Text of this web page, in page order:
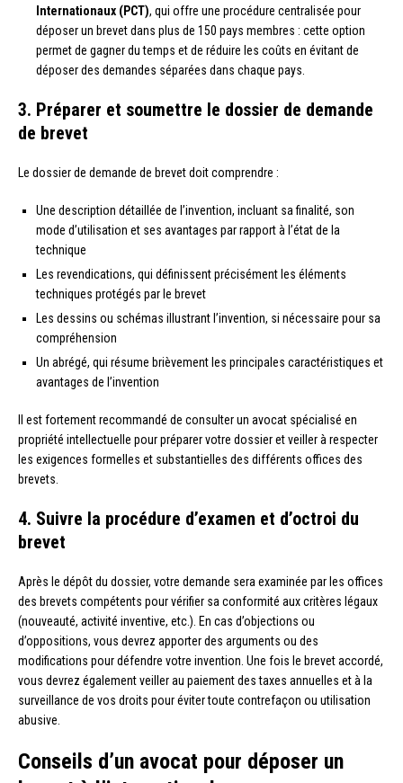
Internationaux (PCT), qui offre une procédure centralisée pour
déposer un brevet dans plus de 150 pays membres : cette option
permet de gagner du temps et de réduire les coûts en évitant de
déposer des demandes séparées dans chaque pays.
3. Préparer et soumettre le dossier de demande
de brevet
Le dossier de demande de brevet doit comprendre :
Une description détaillée de l’invention, incluant sa finalité, son
mode d’utilisation et ses avantages par rapport à l’état de la
technique
Les revendications, qui définissent précisément les éléments
techniques protégés par le brevet
Les dessins ou schémas illustrant l’invention, si nécessaire pour sa
compréhension
Un abrégé, qui résume brièvement les principales caractéristiques et
avantages de l’invention
Il est fortement recommandé de consulter un avocat spécialisé en
propriété intellectuelle pour préparer votre dossier et veiller à respecter
les exigences formelles et substantielles des différents offices des
brevets.
4. Suivre la procédure d’examen et d’octroi du
brevet
Après le dépôt du dossier, votre demande sera examinée par les offices
des brevets compétents pour vérifier sa conformité aux critères légaux
(nouveauté, activité inventive, etc.). En cas d’objections ou
d’oppositions, vous devrez apporter des arguments ou des
modifications pour défendre votre invention. Une fois le brevet accordé,
vous devrez également veiller au paiement des taxes annuelles et à la
surveillance de vos droits pour éviter toute contrefaçon ou utilisation
abusive.
Conseils d’un avocat pour déposer un